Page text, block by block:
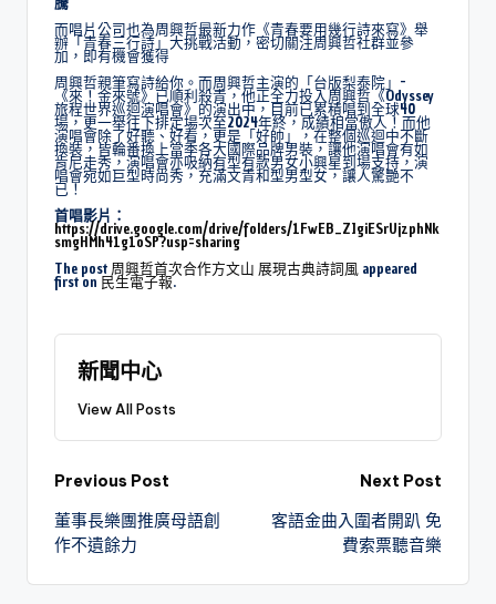
而唱片公司也為周興哲最新力作《青春要用幾行詩來寫》舉
辦「青春三行詩」大挑戰活動，密切關注周興哲社群並參
加，即有機會獲得
周興哲親筆寫詩給你。而周興哲主演的「台版梨泰院」-
《來！金來號》已順利殺青，他正全力投入周興哲《Odyssey
旅程世界巡迴演唱會》的演出中，目前已累積唱到全球40
場，更一舉往下排定場次至2024年終，成績相當傲人！而他
演唱會除了好聽、好看，更是「好帥」，在整個巡迴中不斷
換裝，皆輪番換上當季各大國際品牌男裝，讓他演唱會有如
肯尼走秀，演唱會亦吸納有型有款男女小興星到場支持，演
唱會宛如巨型時尚秀，充滿文青和型男型女，讓人驚艷不
已！
首唱影片：
https://drive.google.com/drive/folders/1FwEB_ZIgiESrUjzphNk
smgHMh41g1oSP?usp=sharing
The post周興哲首次合作方文山 展現古典詩詞風 appeared
first on 民生電子報.
新聞中心
View All Posts
Previous Post
董事長樂團推廣母語創
作不遺餘力
Next Post
客語金曲入圍者開趴 免
費索票聽音樂